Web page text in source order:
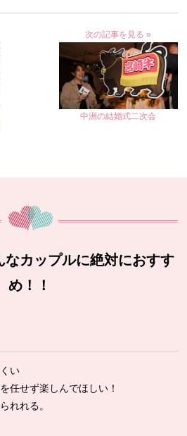
次の記事を見る »
中洲の結婚式二次会
カップルに絶対におすす
め！！
い
任せず楽しんでほしい！
れれる。